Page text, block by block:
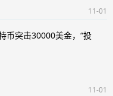
11-01
币突击30000美金，“投
11-01